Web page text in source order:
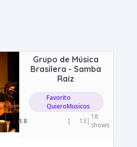
Grupo de Música
Brasilera - Samba
Raíz
Favorito
QuieroMusicos
4.8
| 13 | 18
shows